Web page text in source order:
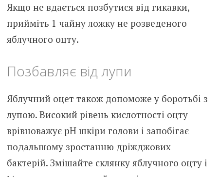
Якщо не вдається позбутися від гикавки,
прийміть 1 чайну ложку не розведеного
яблучного оцту.
Позбавляє від лупи
Яблучний оцет також допоможе у боротьбі з
лупою. Високий рівень кислотності оцту
врівноважує pH шкіри голови і запобігає
подальшому зростанню дріжджових
бактерій. Змішайте склянку яблучного оцту і